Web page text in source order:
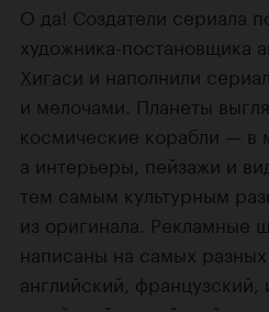
О да! Создатели сериала
художника-постановщика
Хигаси и наполнили
и мелочами. Планеты
космические корабли — в
а интерьеры, пейзажи и
тем самым культурным
из оригинала. Рекламные
написаны на самых
английский, французский,